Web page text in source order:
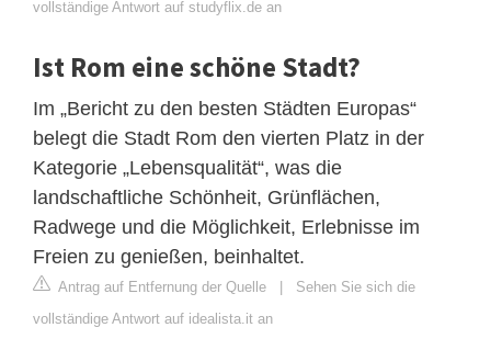
vollständige Antwort auf studyflix.de an
Ist Rom eine schöne Stadt?
Im „Bericht zu den besten Städten Europas“
belegt die Stadt Rom den vierten Platz in der
Kategorie „Lebensqualität“, was die
landschaftliche Schönheit, Grünflächen,
Radwege und die Möglichkeit, Erlebnisse im
Freien zu genießen, beinhaltet.
Antrag auf Entfernung der Quelle
Sehen Sie sich die
vollständige Antwort auf idealista.it an